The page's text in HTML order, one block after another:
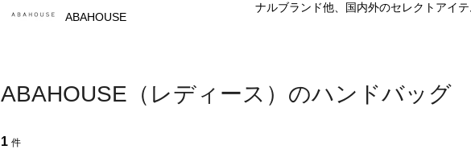
ABAHOUSE
ナルブランド他、国内外のセレクトアイ
ABAHOUSE（レディース）のハンドバッグ
1 件